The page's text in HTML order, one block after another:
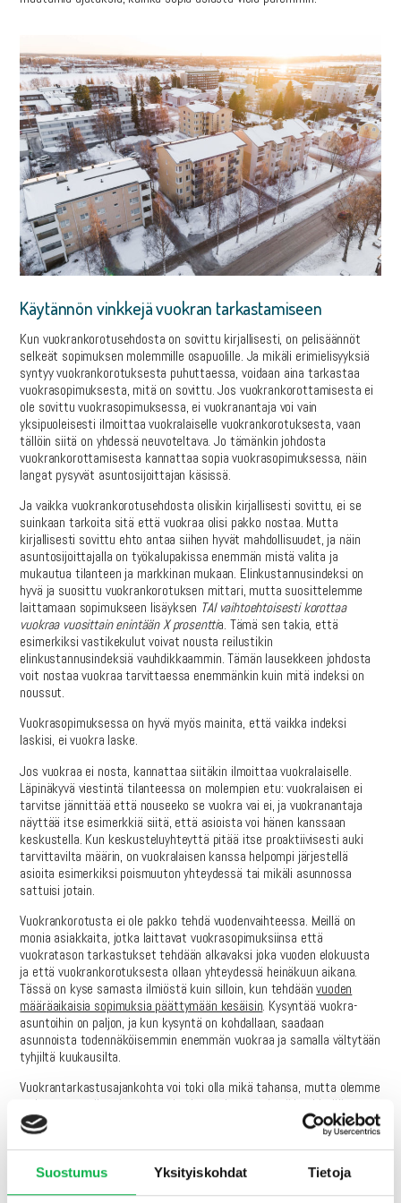
Suostumus Yksityiskohdat Tietoja
Käytännön vinkkejä vuokran tarkastamiseen
Kun vuokrankorotusehdosta on sovittu kirjallisesti, on pelisäännöt
selkeät sopimuksen molemmille osapuolille. Ja mikäli erimielisyyksiä
syntyy vuokrankorotuksesta puhuttaessa, voidaan aina tarkastaa
vuokrasopimuksesta, mitä on sovittu. Jos vuokrankorottamisesta ei
ole sovittu vuokrasopimuksessa, ei vuokranantaja voi vain
yksipuoleisesti ilmoittaa vuokralaiselle vuokrankorotuksesta, vaan
tällöin siitä on yhdessä neuvoteltava. Jo tämänkin johdosta
vuokrankorottamisesta kannattaa sopia vuokrasopimuksessa, näin
langat pysyvät asuntosijoittajan käsissä.
Ja vaikka vuokrankorotusehdosta olisikin kirjallisesti sovittu, ei se
suinkaan tarkoita sitä että vuokraa olisi pakko nostaa. Mutta
kirjallisesti sovittu ehto antaa siihen hyvät mahdollisuudet, ja näin
asuntosijoittajalla on työkalupakissa enemmän mistä valita ja
mukautua tilanteen ja markkinan mukaan. Elinkustannusindeksi on
hyvä ja suosittu vuokrankorotuksen mittari, mutta suosittelemme
laittamaan sopimukseen lisäyksen TAI vaihtoehtoisesti korottaa
vuokraa vuosittain enintään X prosenttia. Tämä sen takia, että
esimerkiksi vastikekulut voivat nousta reilustikin
elinkustannusindeksiä vauhdikkaammin. Tämän lausekkeen johdosta
voit nostaa vuokraa tarvittaessa enemmänkin kuin mitä indeksi on
noussut.
Vuokrasopimuksessa on hyvä myös mainita, että vaikka indeksi
laskisi, ei vuokra laske.
Jos vuokraa ei nosta, kannattaa siitäkin ilmoittaa vuokralaiselle.
Läpinäkyvä viestintä tilanteessa on molempien etu: vuokralaisen ei
tarvitse jännittää että nouseeko se vuokra vai ei, ja vuokranantaja
näyttää itse esimerkkiä siitä, että asioista voi hänen kanssaan
keskustella. Kun keskusteluyhteyttä pitää itse proaktiivisesti auki
tarvittavilta määrin, on vuokralaisen kanssa helpompi järjestellä
asioita esimerkiksi poismuuton yhteydessä tai mikäli asunnossa
sattuisi jotain.
Vuokrankorotusta ei ole pakko tehdä vuodenvaihteessa. Meillä on
monia asiakkaita, jotka laittavat vuokrasopimuksiinsa että
vuokratason tarkastukset tehdään alkavaksi joka vuoden elokuusta
ja että vuokrankorotuksesta ollaan yhteydessä heinäkuun aikana.
Tässä on kyse samasta ilmiöstä kuin silloin, kun tehdäänvuoden
määräaikaisia sopimuksia päättymään kesäisin. Kysyntää vuokra-
asuntoihin on paljon, ja kun kysyntä on kohdallaan, saadaan
asunnoista todennäköisemmin enemmän vuokraa ja samalla vältytään
tyhjiltä kuukausilta.
Vuokrantarkastusajankohta voi toki olla mikä tahansa, mutta olemme
todenneet että omien asuntojen korotukset on hyvä keskittää
yhteen-kahteen ajankohtaan. Se helpottaa oman sijoitussalkun
hallinnointia ja vuokrankorotukset on helpompi muistaa tehdä
tarvittaessa kaikkiin omiin sijoitusasuntoihin.